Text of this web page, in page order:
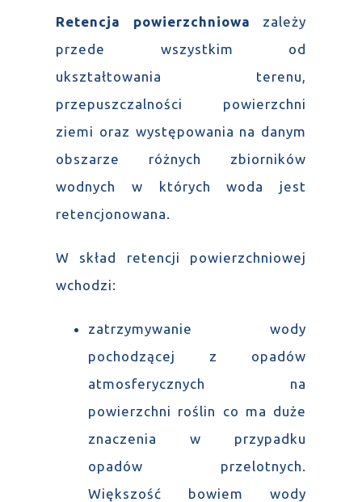
Retencja powierzchniowa zależy
przede wszystkim od
ukształtowania terenu,
przepuszczalności powierzchni
ziemi oraz występowania na danym
obszarze różnych zbiorników
wodnych w których woda jest
retencjonowana.
W skład retencji powierzchniowej
wchodzi:
zatrzymywanie wody
pochodzącej z opadów
atmosferycznych na
powierzchni roślin co ma duże
znaczenia w przypadku
opadów przelotnych.
Większość bowiem wody